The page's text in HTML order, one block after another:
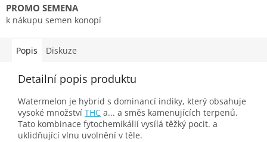
PROMO SEMENA
k nákupu semen konopí
Popis Diskuze
Detailní popis produktu
Watermelon je hybrid s dominancí indiky, který obsahuje
vysoké množství THC a... a směs kamenujících terpenů.
Tato kombinace fytochemikálií vysílá těžký pocit. a
uklidňující vlnu uvolnění v těle.